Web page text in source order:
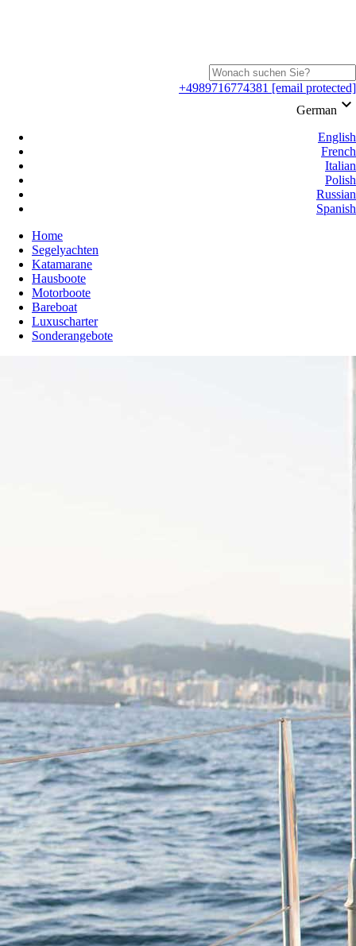
+4989716774381 [email protected]
German keyboard_arrow_down
English
French
Italian
Polish
Russian
Spanish
Home
Segelyachten
Katamarane
Hausboote
Motorboote
Bareboat
Luxuscharter
Sonderangebote